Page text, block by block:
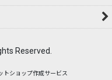
Reserved.
トショップ作成サービス